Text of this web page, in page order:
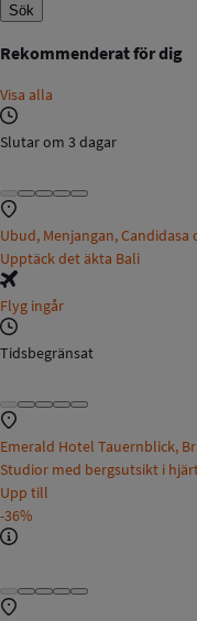
Sök
Rekommenderat för dig
Visa alla
Slutar om 3 dagar
Ubud, Menjangan, Candidasa
Upptäck det äkta Bali
Flyg ingår
Tidsbegränsat
Emerald Hotel Tauernblick,
Studior med bergsutsikt i
Upp till
-36%